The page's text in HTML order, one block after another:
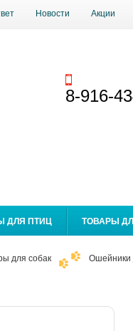
Новости Акции
8-916-
ДЛЯ ПТИЦ ТОВАРЫ
для собак Ошейники